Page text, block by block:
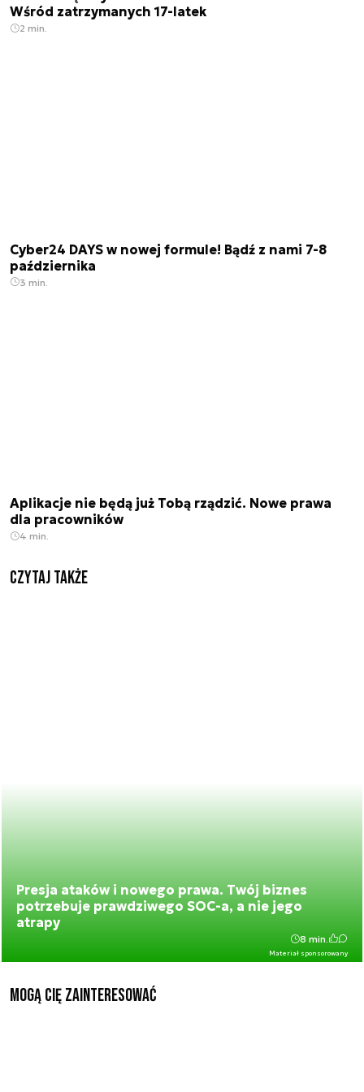
Wśród zatrzymanych 17-latek
2 min.
Cyber24 DAYS w nowej formule! Bądź z nami 7-8
października
3 min.
Aplikacje nie będą już Tobą rządzić. Nowe prawa
dla pracowników
4 min.
Czytaj także
Presja ataków i nowego prawa. Twój biznes
potrzebuje prawdziwego SOC-a, a nie jego
atrapy
Materiał sponsorowany
8 min.
Mogą Cię zainteresować